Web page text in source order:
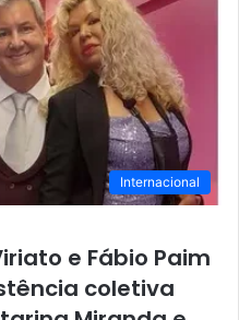
Internacional
e Fábio Paim
coletiva